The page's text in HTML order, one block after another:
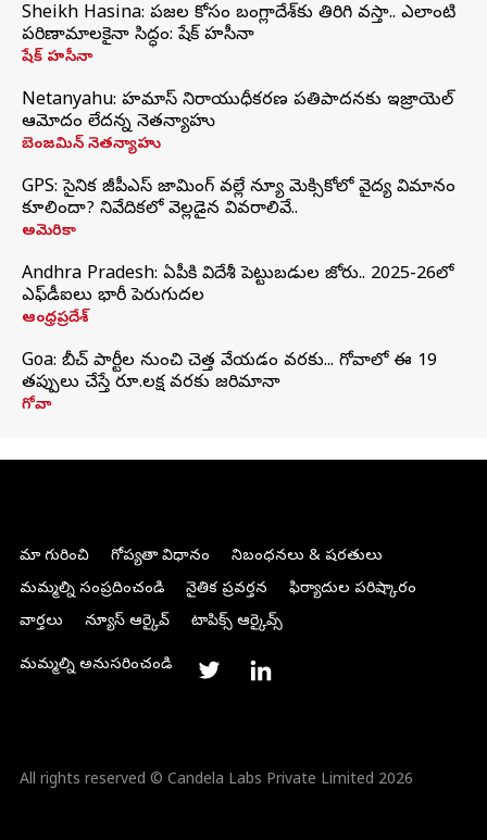
Sheikh Hasina: ప్రజల కోసం బంగ్లాదేశ్‌కు తిరిగి వస్తా.. ఎలాంటి
పరిణామాలకైనా సిద్ధం: షేక్ హసీనా
షేక్ హసీనా
Netanyahu: హమాస్ నిరాయుధీకరణ ప్రతిపాదనకు ఇజ్రాయెల్
ఆమోదం లేదన్న నెతన్యాహు
బెంజమిన్ నెతన్యాహు
GPS: సైనిక జీపీఎస్ జామింగ్ వల్లే న్యూ మెక్సికోలో వైద్య విమానం
కూలిందా? నివేదికలో వెల్లడైన వివరాలివే..
అమెరికా
Andhra Pradesh: ఏపీకి విదేశీ పెట్టుబడుల జోరు.. 2025-26లో
ఎఫ్‌డీఐలు భారీ పెరుగుదల
ఆంధ్రప్రదేశ్
Goa: బీచ్ పార్టీల నుంచి చెత్త వేయడం వరకు... గోవాలో ఈ 19
తప్పులు చేస్తే రూ.లక్ష వరకు జరిమానా
గోవా
మా గురించి గోప్యతా విధానం
నిబంధనలు & షరతులు
మమ్మల్ని సంప్రదించండి
నైతిక ప్రవర్తన
ఫిర్యాదుల పరిష్కారం
వార్తలు
న్యూస్ ఆర్కైవ్ టాపిక్స్ ఆర్కైవ్స్
మమ్మల్ని అనుసరించండి
All rights reserved © Candela Labs Private Limited 2026